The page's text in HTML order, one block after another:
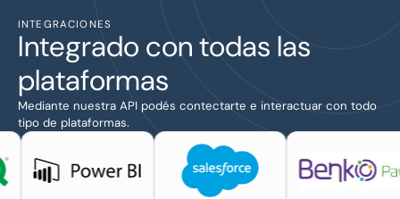
INTEGRACIONES
Integrado con todas las
plataformas
Mediante nuestra API podés contectarte e interactuar con todo
tipo de plataformas.